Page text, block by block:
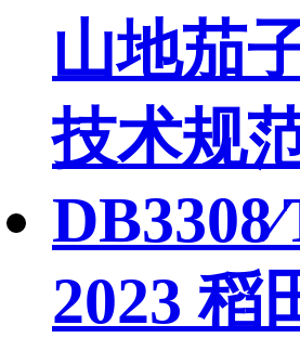
山地茄
技术规
2023 稻